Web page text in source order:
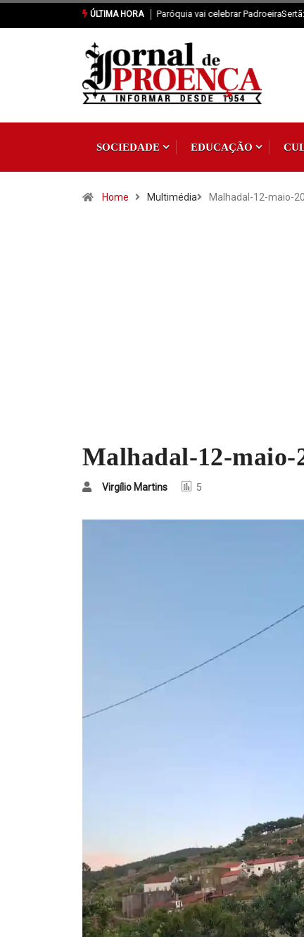
ÚLTIMA HORA Sertã: Seminário das Missões
SOCIEDADE EDUCAÇÃO
Home Multimédia Malhadal-12-maio-
Malhadal-12-maio-
Virgílio Martins 5